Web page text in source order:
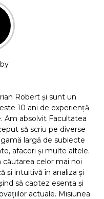
Robert și sunt un
10 ani de experiență
Am absolvit Facultatea
să scriu pe diverse
largă de subiecte
afaceri și multe altele.
căutarea celor mai noi
și intuitivă în analiza și
să captez esența și
actuale. Misiunea